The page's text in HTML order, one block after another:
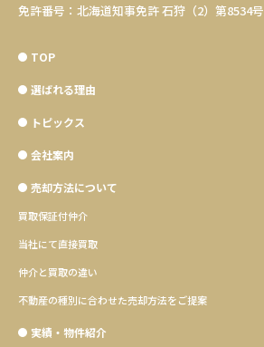
免許番号：北海道知事免許 石狩（2）第8534号
TOP
選ばれる理由
トピックス
会社案内
売却方法について
買取保証付仲介
当社にて直接買取
仲介と買取の違い
不動産の種別に合わせた売却方法をご提案
実績・物件紹介